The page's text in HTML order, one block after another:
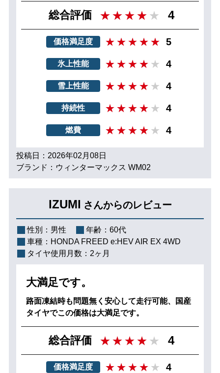
総合評価 4
価格満足度 5
氷上性能 4
雪上性能 4
持続性 4
燃費 4
投稿日：2026年02月08日
ブランド：ウィンターマックス WM02
IZUMI さんからのレビュー
性別： 男性 年齢： 60代
車種： HONDA FREED e:HEV AIR EX 4WD
タイヤ使用月数： 2ヶ月
大満足です。
路面凍結時も問題無く安心して走行可能、国産
タイヤでこの価格は大満足です。
総合評価 4
価格満足度 4